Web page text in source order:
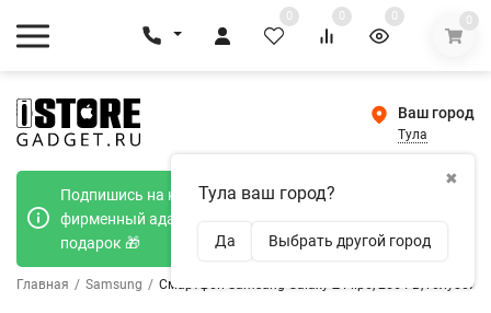
0 0 0 0
Ваш город
Тула
✖
Тула ваш город?
Да Выбрать другой город
Подпишись на наш телеграмм канал и получи
фирменный адаптер Type-C 20W при покупке в
подарок 🎁
Главная / Samsung / Смартфон Samsung Galaxy Z Flip6, 256 ГБ, голубой,